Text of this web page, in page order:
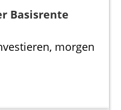
Basisrente
morgen